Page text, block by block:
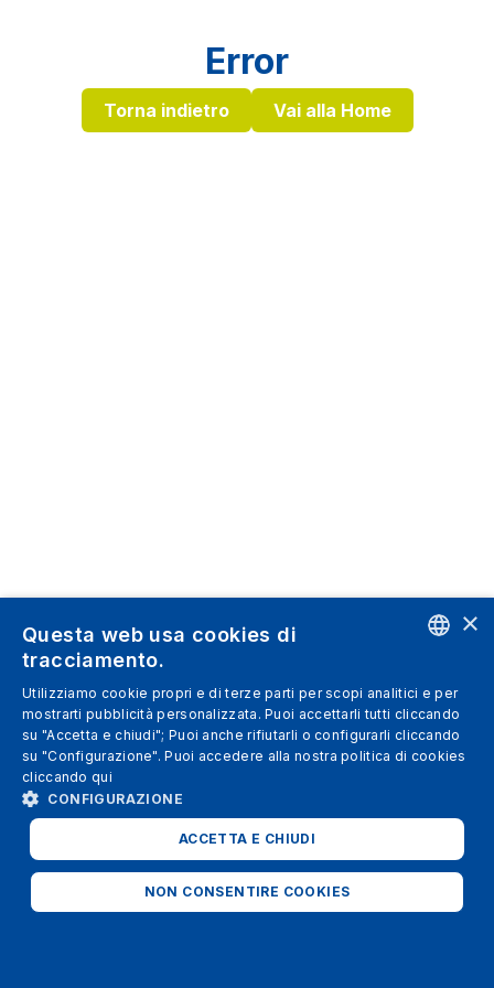
Error
Torna indietro Vai alla Home
SPANISH
ITALIAN
FRENCH
×
Questa web usa cookies di
tracciamento.
Utilizziamo cookie propri e di terze parti per scopi analitici e per
mostrarti pubblicità personalizzata. Puoi accettarli tutti cliccando
su "Accetta e chiudi"; Puoi anche rifiutarli o configurarli cliccando
su "Configurazione". Puoi accedere alla nostra politica di cookies
cliccando qui
CONFIGURAZIONE
ACCETTA E CHIUDI
NON CONSENTIRE COOKIES